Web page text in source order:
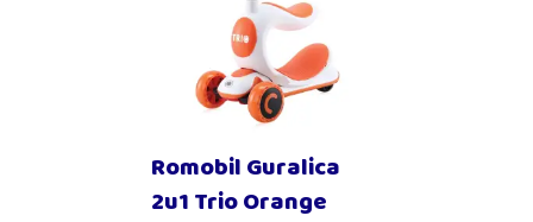
Romobil Guralica
2u1 Trio Orange